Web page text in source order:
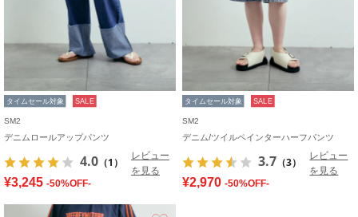
タイムセール対象 SALE
SM2
デニムロールアップパンツ
4.0 （1）
レビュー
を見る
¥3,245 -50%OFF-
タイムセール対象 SALE
SM2
デニム/ツイルペインターハーフパンツ
3.7 （3）
レビュー
を見る
¥2,970 -50%OFF-